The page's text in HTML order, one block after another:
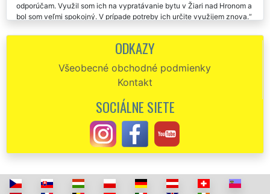
odporúčam. Využil som ich na vypratávanie bytu v Žiari nad Hronom a
bol som veľmi spokojný. V prípade potreby ich určite využijem znova.
Musím pochváliť túto spoločnosť, ktorá sa mi postarala o vypratanie
bytu v Žiari nad Hronom.Svoju prácu perfektne ovládajú, odporúčam.
Včera som na základe odporúčania využila vypratávacie služby
tejto spoločnosti. Zabezpečovali mi vypratanie bytu 3+kk v Žiari nad
aj zamietli. Ich profesionálnu a precíznu prácu určite odporúčam.
Dobrý deň. Recenzie príliš často nepíšem, ale vašich chlapcov
pochváliť musím. V nedeľu mi uvoľňovali dva byty v Žiari nad Hronom.
Skutočne parádna práca i cena, veľmi vám ďakujem.
Hronom. Výborné služby.
ODKAZY
Všeobecné obchodné podmienky
Kontakt
SOCIÁLNE SIETE